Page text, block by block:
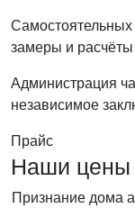
замеры и
Администрация
независимое
Прайс
Наши цены
Признание дома